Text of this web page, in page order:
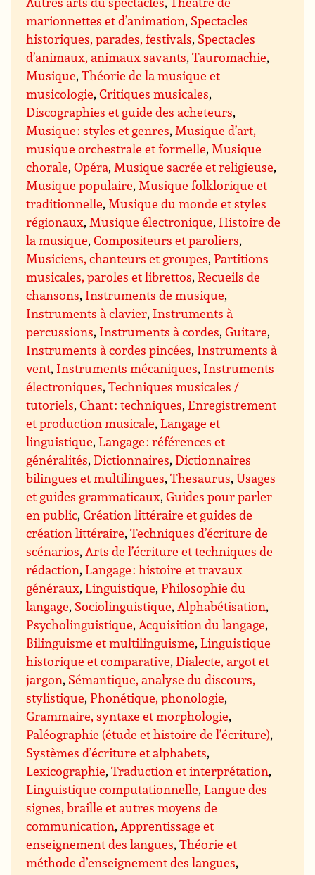
marionnettes et d’animation, Spectacles
historiques, parades, festivals, Spectacles
d’animaux, animaux savants,Tauromachie,
Musique,Théorie de la musique et
musicologie,Critiques musicales,
Discographies et guide des acheteurs,
Musique : styles et genres,Musique d’art,
musique orchestrale et formelle,Musique
chorale,Opéra,Musique sacrée et religieuse,
Musique populaire,Musique folklorique et
traditionnelle,Musique du monde et styles
régionaux,Musique électronique,Histoire de
la musique,Compositeurs et paroliers,
Musiciens, chanteurs et groupes,Partitions
musicales, paroles et librettos,Recueils de
chansons, Instruments de musique,
Instruments à clavier, Instruments à
percussions, Instruments à cordes,Guitare,
Instruments à cordes pincées, Instruments à
vent, Instruments mécaniques, Instruments
électroniques,Techniques musicales /
tutoriels,Chant : techniques,Enregistrement
et production musicale,Langage et
linguistique,Langage : références et
généralités,Dictionnaires,Dictionnaires
bilingues et multilingues,Thesaurus,Usages
et guides grammaticaux,Guides pour parler
en public,Création littéraire et guides de
création littéraire,Techniques d’écriture de
scénarios,Arts de l’écriture et techniques de
rédaction,Langage : histoire et travaux
généraux,Linguistique,Philosophie du
langage, Sociolinguistique,Alphabétisation,
Psycholinguistique,Acquisition du langage,
Bilinguisme et multilinguisme,Linguistique
historique et comparative,Dialecte, argot et
jargon, Sémantique, analyse du discours,
stylistique,Phonétique, phonologie,
Grammaire, syntaxe et morphologie,
Paléographie (étude et histoire de l’écriture),
Systèmes d’écriture et alphabets,
Lexicographie,Traduction et interprétation,
Linguistique computationnelle,Langue des
signes, braille et autres moyens de
communication,Apprentissage et
enseignement des langues,Théorie et
méthode d’enseignement des langues,